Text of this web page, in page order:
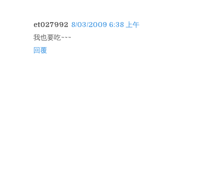
et027992 8/03/2009 6:38 上午
我也要吃~~~
回覆